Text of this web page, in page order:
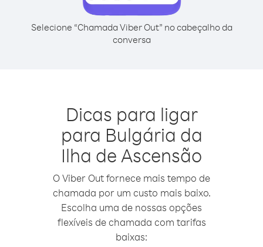
Selecione “Chamada Viber Out” no cabeçalho da
conversa
Dicas para ligar
para Bulgária da
Ilha de Ascensão
O Viber Out fornece mais tempo de
chamada por um custo mais baixo.
Escolha uma de nossas opções
flexíveis de chamada com tarifas
baixas: